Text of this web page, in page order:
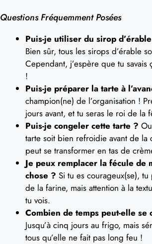
Questions Fréquemment Posées
Puis-je utiliser du sirop
Bien sûr, tous les sirops d’érable
Cependant, j’espère que tu savais
!
Puis-je préparer la tarte à
champion(ne) de l’organisation !
jours avant, et tu seras le roi de la
Puis-je congeler cette tarte ?
tarte soit bien refroidie avant de la
peut se transformer en tas de
Je peux remplacer la fécule de
chose ? Si tu es courageux(se), tu
de la farine, mais attention à la
tu vois.
Combien de temps peut-elle se
Jusqu’à cinq jours au frigo, mais
tous qu’elle ne fait pas long feu !